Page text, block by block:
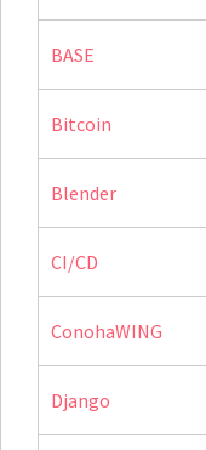
BASE
Bitcoin
Blender
CI/CD
ConohaWING
Django